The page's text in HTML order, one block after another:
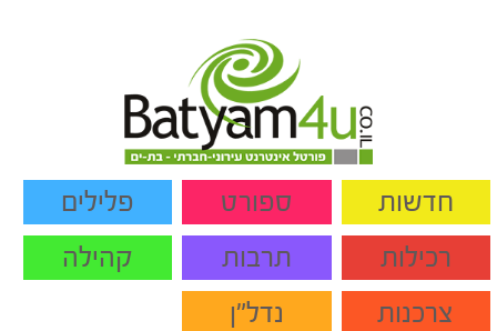
חדשות ספורט
פלילים
רכילות
תרבות
קהילה
צרכנות
נדל"ן